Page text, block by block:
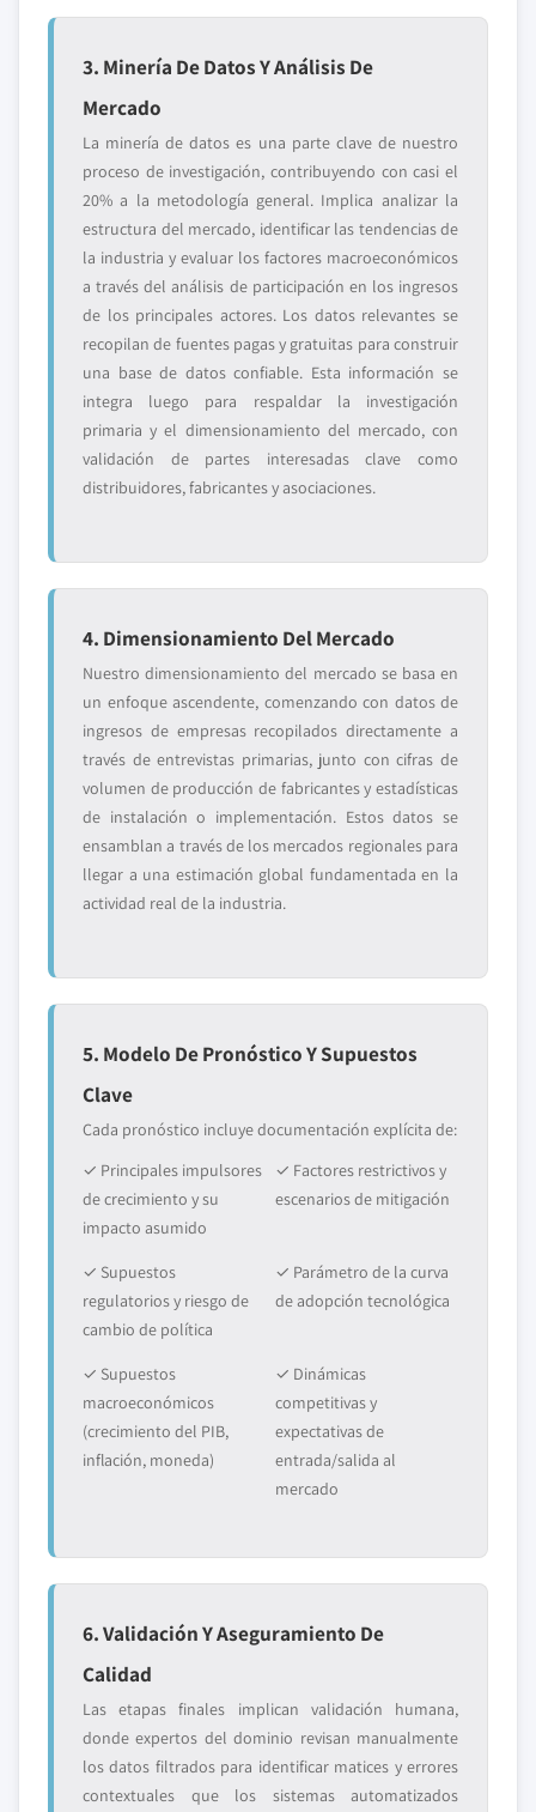
3. Minería De Datos Y Análisis De
Mercado
La minería de datos es una parte clave de nuestro
proceso de investigación, contribuyendo con casi el
20% a la metodología general. Implica analizar la
estructura del mercado, identificar las tendencias de
la industria y evaluar los factores macroeconómicos
a través del análisis de participación en los ingresos
de los principales actores. Los datos relevantes se
recopilan de fuentes pagas y gratuitas para construir
una base de datos confiable. Esta información se
integra luego para respaldar la investigación
primaria y el dimensionamiento del mercado, con
validación de partes interesadas clave como
distribuidores, fabricantes y asociaciones.
4. Dimensionamiento Del Mercado
Nuestro dimensionamiento del mercado se basa en
un enfoque ascendente, comenzando con datos de
ingresos de empresas recopilados directamente a
través de entrevistas primarias, junto con cifras de
volumen de producción de fabricantes y estadísticas
de instalación o implementación. Estos datos se
ensamblan a través de los mercados regionales para
llegar a una estimación global fundamentada en la
actividad real de la industria.
5. Modelo De Pronóstico Y Supuestos
Clave
Cada pronóstico incluye documentación explícita de:
✓ Principales impulsores
de crecimiento y su
impacto asumido
✓ Factores restrictivos y
escenarios de mitigación
✓ Supuestos
regulatorios y riesgo de
cambio de política
✓ Parámetro de la curva
de adopción tecnológica
✓ Supuestos
macroeconómicos
(crecimiento del PIB,
inflación, moneda)
✓ Dinámicas
competitivas y
expectativas de
entrada/salida al
mercado
6. Validación Y Aseguramiento De
Calidad
Las etapas finales implican validación humana,
donde expertos del dominio revisan manualmente
los datos filtrados para identificar matices y errores
contextuales que los sistemas automatizados